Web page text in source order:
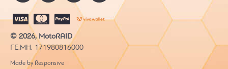
© 2026, MotoRAID
ΓΕ.ΜΗ. 171980816000
Made by Responsive